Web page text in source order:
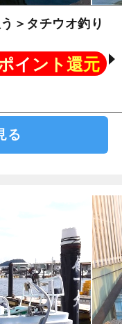
＞タチウオ釣り
イント還元
る